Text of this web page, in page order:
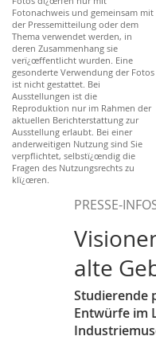
Fotonachweis und gemeinsam mit
der Pressemitteilung oder dem
Thema verwendet werden, in
deren Zusammenhang sie
verï¿œffentlicht wurden. Eine
gesonderte Verwendung der Fotos
ist nicht gestattet. Bei
Ausstellungen ist die
Reproduktion nur im Rahmen der
aktuellen Berichterstattung zur
Ausstellung erlaubt. Bei einer
anderweitigen Nutzung sind Sie
verpflichtet, selbstï¿œndig die
Fragen des Nutzungsrechts zu
klï¿œren.
PRESSE-
alte
Studierende
Entwürfe im